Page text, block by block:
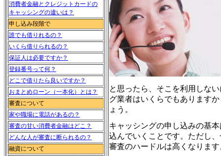
消費者金融とクレジットカードの
キャッシングの違いは？
申し込み段階で
誰でも借りれるの？
いくら借りられるの？
保証人は必要ですか？
登録番号って何？
どこで借りたら良いですか？
おまとめローン（一本化）とは？
審査について
家や職場に電話があるの？
審査の甘い消費者金融はどこ？
どんな人が審査に断られるの？
融資について
と思ったら、そこを利用しな
グ業者はいくらでもあります
ょう。
キャッシングの申し込みの基
込んでいくことです。ただし
審査のハードルは高くなります